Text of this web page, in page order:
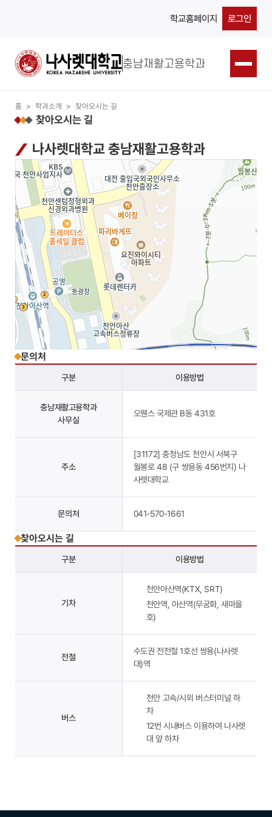
학교홈페이지 로그인
충남재활고용학과
찾아오시는 길
홈 > 학과소개 > 찾아오시는 길
나사렛대학교 충남재활고용학과
문의처
구분 이용방법
충남재활고용학과
사무실
오웬스 국제관 B동 431호
주소
[31172] 충청남도 천안시 서북구
월봉로 48 (구 쌍용동 456번지) 나
사렛대학교
문의처 041-570-1661
찾아오시는 길
구분 이용방법
기차
천안아산역(KTX, SRT)
천안역, 아산역(무궁화, 새마을
호)
전철
수도권 전전철 1호선 쌍용(나사렛
대)역
버스
천안 고속/시외 버스터미널 하
차
12번 시내버스 이용하여 나사렛
대 앞 하차